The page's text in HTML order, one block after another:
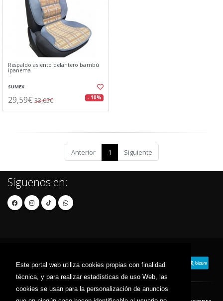
Este portal web utiliza cookies propias con finalidad
técnica, y para realizar estadísticas de uso Web, las
cookies se usan para la personalización de anuncios
Respaldo asiento delantero bambú
ipanema
SUMEX
29,59€ 33,05€ - 10%
Anterior 1 Siguiente
Síguenos en: